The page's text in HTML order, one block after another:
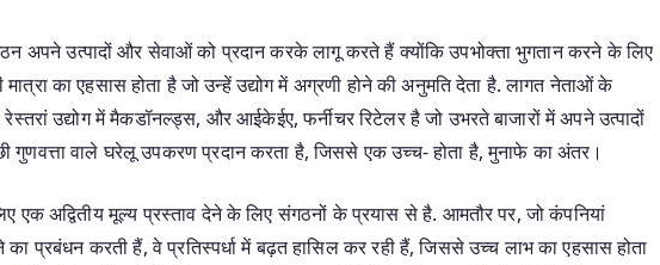
अपने उत्पादों और सेवाओं को प्रदान करके लागू करते हैं क्योंकि उपभोक्ता भुगतान करने के लिए
का एहसास होता है जो उन्हें उद्योग में अग्रणी होने की अनुमति देता है. लागत नेताओं के
रेस्तरां उद्योग में मैकडॉनल्ड्स, और आईकेईए, फर्नीचर रिटेलर है जो उभरते बाजारों में अपने उत्पादों
गुणवत्ता वाले घरेलू उपकरण प्रदान करता है, जिससे एक उच्च- होता है, मुनाफे का अंतर।
एक अद्वितीय मूल्य प्रस्ताव देने के लिए संगठनों के प्रयास से है. आमतौर पर, जो कंपनियां
प्रबंधन करती हैं, वे प्रतिस्पर्धा में बढ़त हासिल कर रही हैं, जिससे उच्च लाभ का एहसास होता